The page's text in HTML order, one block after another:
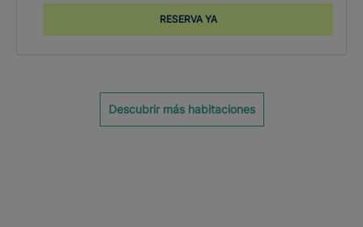
RESERVA YA
Descubrir más habitaciones